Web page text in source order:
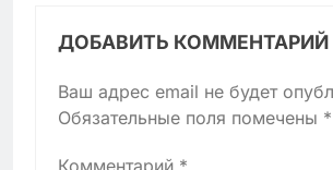
ДОБАВИТЬ КОММЕНТАРИЙ
Ваш адрес email не будет
Обязательные поля помечены *
Комментарий *